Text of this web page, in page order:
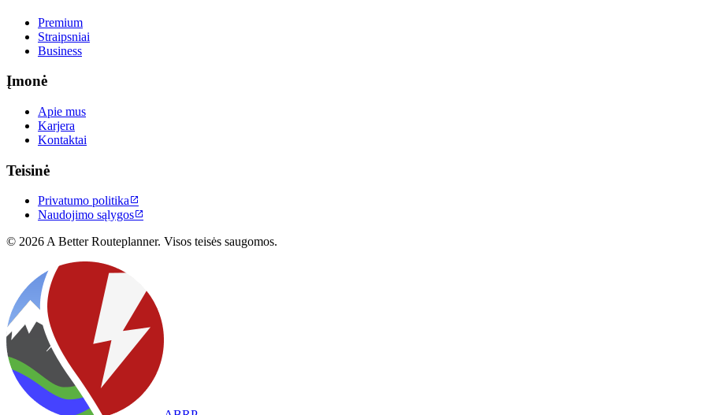
Premium
Straipsniai
Business
Įmonė
Apie mus
Karjera
Kontaktai
Teisinė
Privatumo politika
Naudojimo sąlygos
© 2026 A Better Routeplanner. Visos teisės saugomos.